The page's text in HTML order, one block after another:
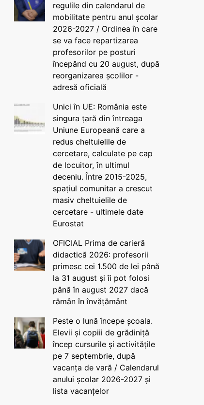
regulile din calendarul de
mobilitate pentru anul școlar
2026-2027 / Ordinea în care
se va face repartizarea
profesorilor pe posturi
începând cu 20 august, după
reorganizarea școlilor -
adresă oficială
Unici în UE: România este
singura țară din întreaga
Uniune Europeană care a
redus cheltuielile de
cercetare, calculate pe cap
de locuitor, în ultimul
deceniu. Între 2015-2025,
spațiul comunitar a crescut
masiv cheltuielile de
cercetare - ultimele date
Eurostat
OFICIAL Prima de carieră
didactică 2026: profesorii
primesc cei 1.500 de lei până
la 31 august și îi pot folosi
până în august 2027 dacă
rămân în învățământ
Peste o lună începe școala.
Elevii și copiii de grădiniță
încep cursurile și activitățile
pe 7 septembrie, după
vacanța de vară / Calendarul
anului școlar 2026-2027 și
lista vacanțelor